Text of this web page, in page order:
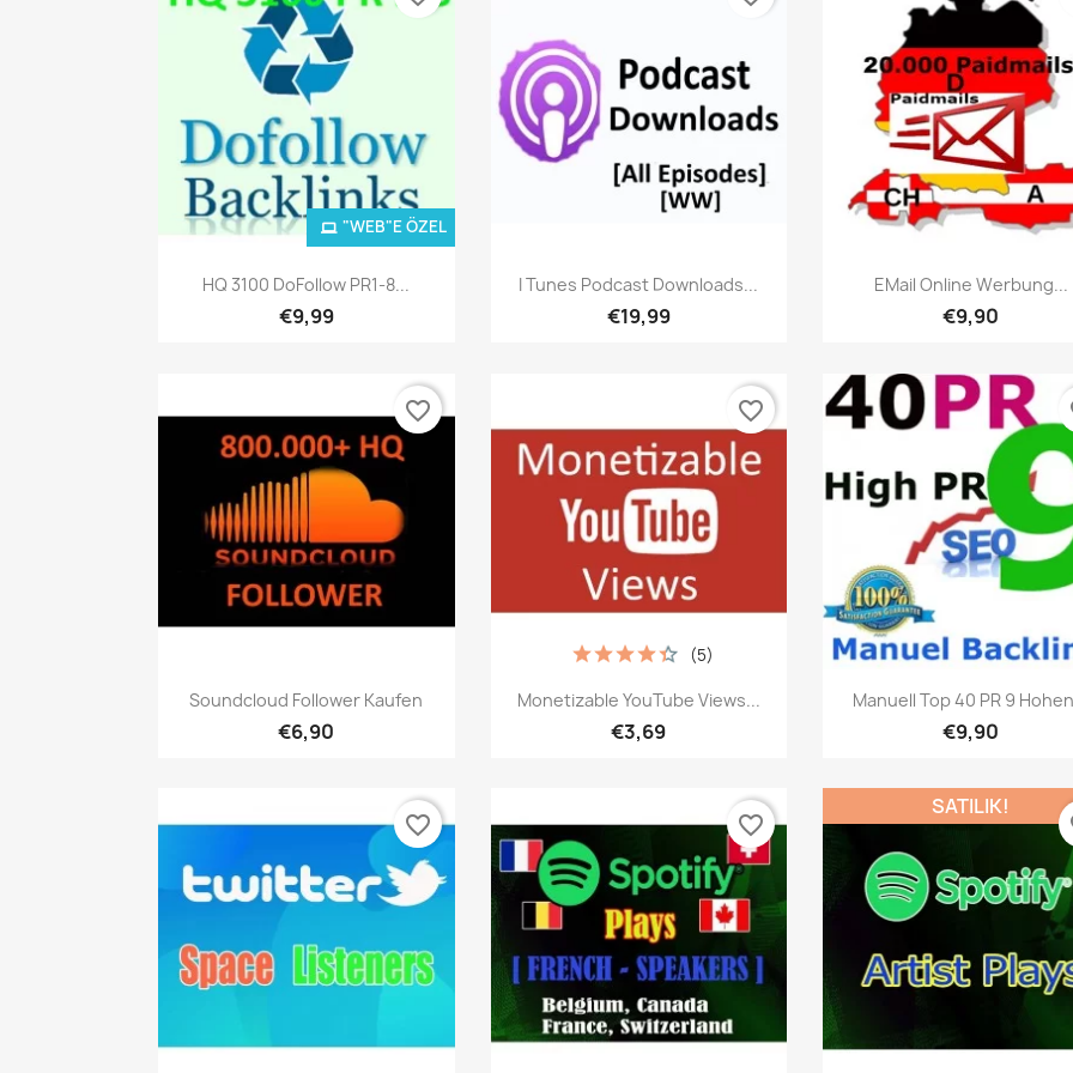
Hızlı Görünüm
HQ 3100 DoFollow PR1-8...
€9,99
"WEB"E ÖZEL
Hızlı Görünüm
I Tunes Podcast Downloads...
€19,99
Hızlı Görünüm
EMail Online Werbung...
€9,90
Hızlı Görünüm
Soundcloud Follower Kaufen
€6,90
favorite_border
Hızlı Görünüm
Monetizable YouTube Views...
€3,69
(5)
favorite_border
Hızlı Görünüm
Manuell Top 40 PR 9
€9,90
favorite_border favorite_border
SATILIK!